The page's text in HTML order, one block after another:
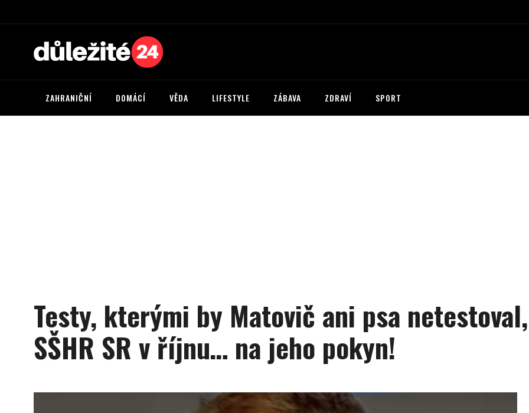
ZAHRANIČNÍ DOMÁCÍ VĚDA LIFESTYLE ZÁBAVA ZDRAVÍ SPORT
Testy, kterými by Matovič ani psa
SŠHR SR v říjnu… na jeho pokyn!